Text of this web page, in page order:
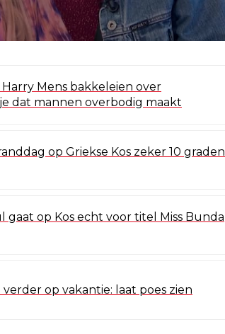
Mens bakkeleien over
dat mannen overbodig maakt
op Griekse Kos zeker 10 graden
gaat op Kos echt voor titel Miss Bunda
op vakantie: laat poes zien